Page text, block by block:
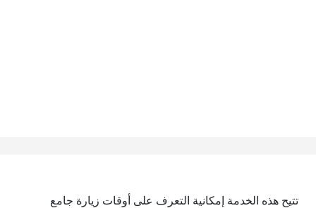
تتيح هذه الخدمة إمكانية التعرف على أوقات زيارة جامع